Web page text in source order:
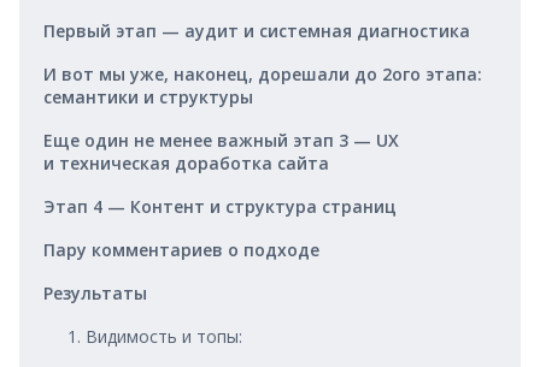
Первый этап — аудит и системная диагностика
И вот мы уже, наконец, дорешали до 2ого этапа:
семантики и структуры
Еще один не менее важный этап 3 — UX
и техническая доработка сайта
Этап 4 — Контент и структура страниц
Пару комментариев о подходе
Результаты
1. Видимость и топы: